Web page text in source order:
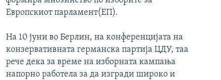
Европскиот парламент(ЕП).
На 10 јуни во Берлин, на конференцијата на
конзервативната германска партија ЦДУ, таа
рече дека за време на изборната кампања
напорно работела за да изгради широко и